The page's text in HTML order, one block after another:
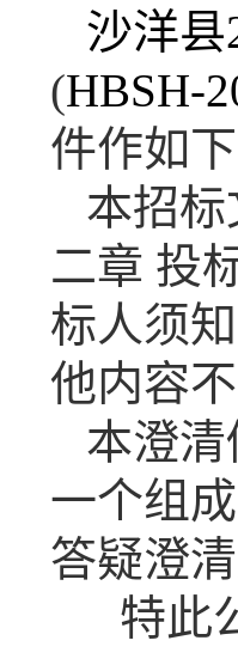
沙洋县
(HBSH-
件作如
本招标
二章 投
标人须知
他内容不
本澄
一个组
答疑澄
特此